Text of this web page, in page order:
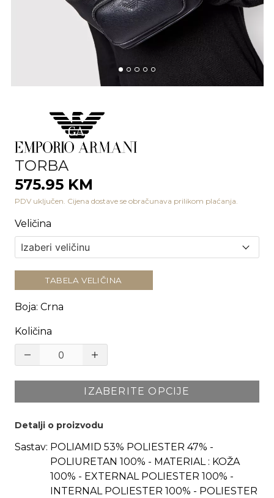
TORBA
575.95 KM
PDV uključen. Cijena dostave se obračunava prilikom plaćanja.
Veličina
TABELA VELIČINA
Boja: Crna
Količina
IZABERITE OPCIJE
Detalji o proizvodu
Sastav: POLIAMID 53% POLIESTER 47% -
POLIURETAN 100% - MATERIAL : KOŽA
100% - EXTERNAL POLIESTER 100% -
INTERNAL POLIESTER 100% - POLIESTER